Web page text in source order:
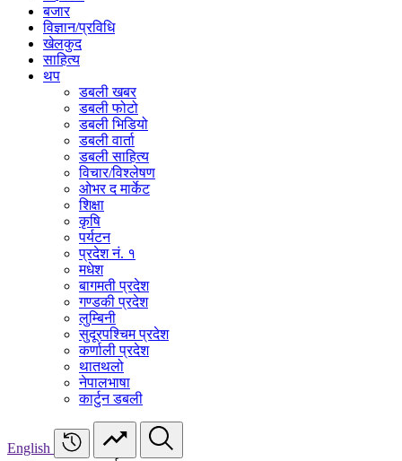
बजार
विज्ञान/प्रविधि
खेलकुद
साहित्य
थप
डबली खबर
डबली फोटो
डबली भिडियो
डबली वार्ता
डबली साहित्य
विचार/विश्‍लेषण
ओभर द मार्केट
शिक्षा
कृषि
पर्यटन
प्रदेश नं. १
मधेश
बागमती प्रदेश
गण्डकी प्रदेश
लुम्बिनी
सुदूरपश्चिम प्रदेश
कर्णाली प्रदेश
थातथलो
नेपालभाषा
कार्टुन डबली
English